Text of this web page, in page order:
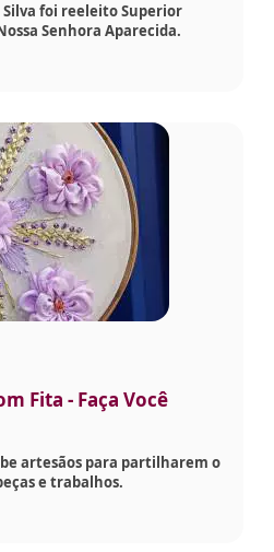
foi reeleito Superior
Senhora Aparecida.
Fita - Faça Você
artesãos para partilharem o
e trabalhos.